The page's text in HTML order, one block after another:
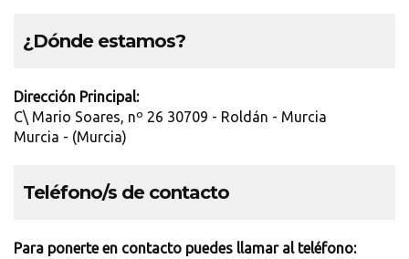
¿Dónde estamos?
Dirección Principal:
C\ Mario Soares, nº 26 30709 - Roldán - Murcia
Murcia - (Murcia)
Teléfono/s de contacto
Para ponerte en contacto puedes llamar al teléfono: